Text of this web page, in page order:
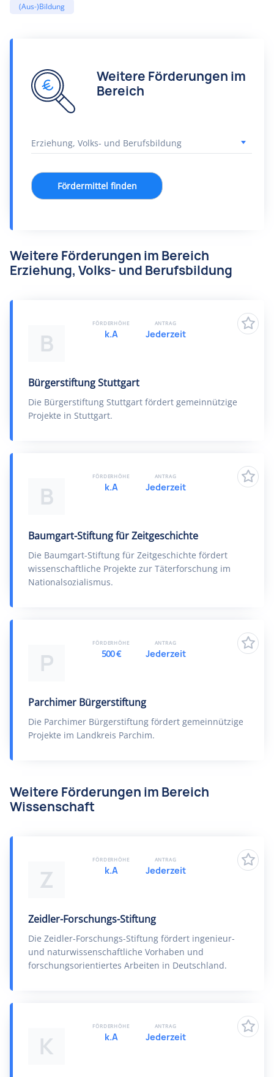
(Aus-)Bildung
Weitere Förderungen im
Bereich
Fördermittel finden
Weitere Förderungen im Bereich
Erziehung, Volks- und Berufsbildung
B
Bürgerstiftung Stuttgart
Die Bürgerstiftung Stuttgart fördert gemeinnützige
Projekte in Stuttgart.
FÖRDERHÖHE
k.A
ANTRAG
Jederzeit
B
Baumgart-Stiftung für Zeitgeschichte
Die Baumgart-Stiftung für Zeitgeschichte fördert
wissenschaftliche Projekte zur Täterforschung im
Nationalsozialismus.
FÖRDERHÖHE
k.A
ANTRAG
Jederzeit
P
Parchimer Bürgerstiftung
Die Parchimer Bürgerstiftung fördert gemeinnützige
Projekte im Landkreis Parchim.
FÖRDERHÖHE
500 €
ANTRAG
Jederzeit
Weitere Förderungen im Bereich
Wissenschaft
Z
Zeidler-Forschungs-Stiftung
Die Zeidler-Forschungs-Stiftung fördert ingenieur-
und naturwissenschaftliche Vorhaben und
forschungsorientiertes Arbeiten in Deutschland.
FÖRDERHÖHE
k.A
ANTRAG
Jederzeit
K
FÖRDERHÖHE
k.A
ANTRAG
Jederzeit